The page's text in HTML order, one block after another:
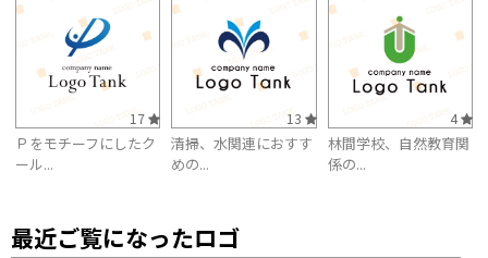
17
Ｐをモチーフにしたク
ール...
13
清掃、水関連におすす
めの...
4
林間学校、自然教育関
係の...
最近ご覧になったロゴ